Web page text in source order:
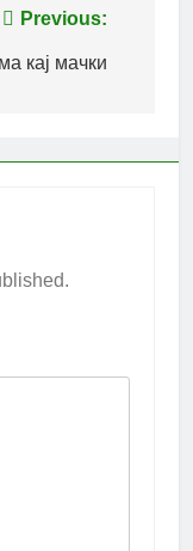
Previous:
кај мачки